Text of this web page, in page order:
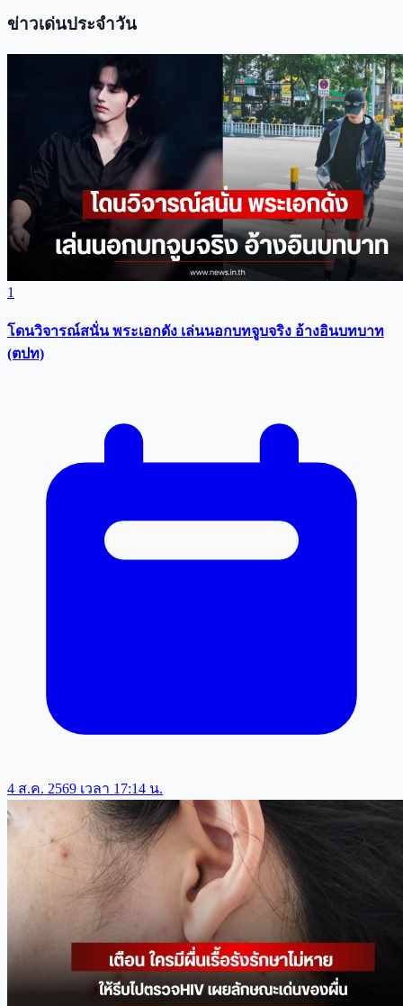
ข่าวเด่นประจำวัน
1
โดนวิจารณ์สนั่น พระเอกดัง เล่นนอกบทจูบจริง อ้างอินบทบาท
(ตปท)
4 ส.ค. 2569 เวลา 17:14 น.